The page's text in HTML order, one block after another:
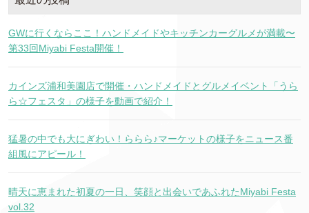
GWに行くならここ！ハンドメイドやキッチンカーグルメが満載〜
第33回Miyabi Festa開催！
カインズ浦和美園店で開催・ハンドメイドとグルメイベント「うら
ら☆フェスタ」の様子を動画で紹介！
猛暑の中でも大にぎわい！ららら♪マーケットの様子をニュース番
組風にアピール！
晴天に恵まれた初夏の一日、笑顔と出会いであふれたMiyabi Festa
vol.32